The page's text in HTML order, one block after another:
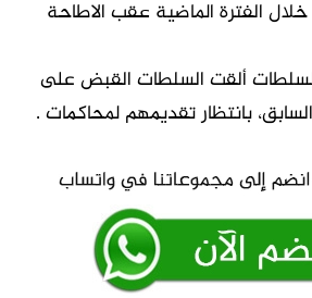
الفترة الماضية عقب الاطاحة
السلطات ألقت السلطات القبض على